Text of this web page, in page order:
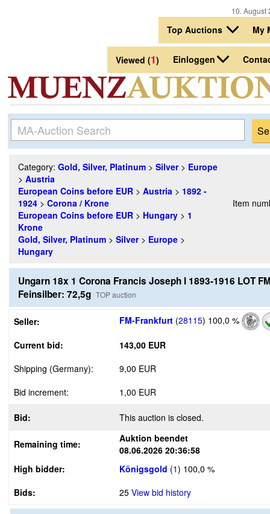
10.
Top Auctions My
Viewed (1) Einloggen
Category: Gold, Silver, Platinum > Silver> Europe
> Austria
European Coins before EUR > Austria > 1892 -
1924 > Corona / Krone
European Coins before EUR > Hungary > 1
Krone
Gold, Silver, Platinum > Silver> Europe >
Hungary
Item
Ungarn 18x 1 Corona Francis Joseph I 1893-1916 LOT
Feinsilber: 72,5g TOP auction
Seller: FM-Frankfurt (28115) 100,0 %
Current bid:
143,00 EUR
Shipping (Germany):
9,00 EUR
Bid increment:
1,00 EUR
Bid: This auction is closed.
Remaining time:
Auktion beendet
08.06.2026 20:36:58
High bidder:
Königsgold (1) 100,0 %
Bids:
25 View bid history